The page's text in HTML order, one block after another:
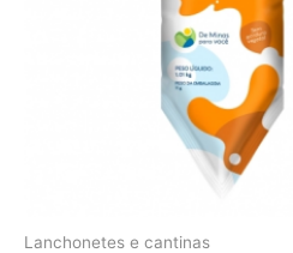
Lanchonetes e cantinas